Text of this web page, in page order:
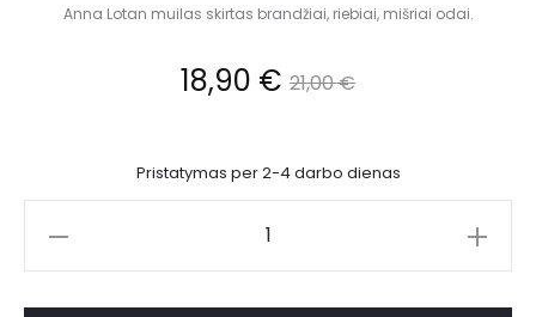
Anna Lotan muilas skirtas brandžiai, riebiai, mišriai odai.
21,00€
18,90 €
Pristatymas per 2-4 darbo dienas